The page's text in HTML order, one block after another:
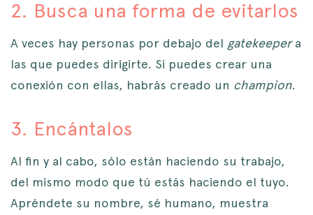
2. Busca una forma de evitarlos
A veces hay personas por debajo del gatekeepera
las que puedes dirigirte. Si puedes crear una
conexión con ellas, habrás creado un champion.
3. Encántalos
Al fin y al cabo, sólo están haciendo su trabajo,
del mismo modo que tú estás haciendo el tuyo.
Apréndete su nombre, sé humano, muestra